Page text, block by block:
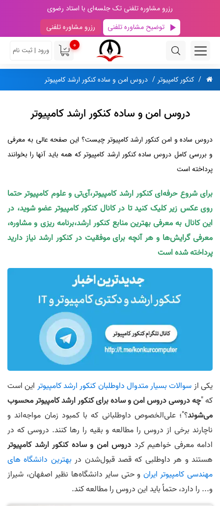
رزرو مشاوره تلفنی تک جلسه‌ای با استاد رضوی
توضیح مشاوره تلفنی
رزرو مشاوره تلفنی
0
ورود | ثبت نام
کنکور کامپیوتر دروس امن و ساده کنکور ارشد کامپیوتر
دروس امن و ساده کنکور ارشد کامپیوتر
دروس ساده و امن کنکور ارشد کامپیوتر چیست؟ این صفحه عالی به معرفی
و بررسی کامل دروس ساده کنکور ارشد کامپیوتر که همه باید آنها را بخوانند
پرداخته است
برای شروع حرفه‌ای کنکور ارشد کامپیوتر،آی‌تی و علوم کامپیوتر حتما
روی عکس زیر کلیک کنید تا در کانال کنکور کامپیوتر عضو شوید، در
این کانال به معرفی بهترین منابع کنکور ارشد،برنامه ریزی و مشاوره،
معرفی گرایش‌ها و هر آنچه برای موفقیت در کنکور ارشد نیاز دارید
پرداخته شده است
یکی از سوالات بسیار متدوال داوطلبان کنکور ارشد کامپیوتر این است
که "چه دروسی دروس امن و ساده برای کنکور ارشد کامپیوتر محسوب
می‌شوند؟"؛ علی‌الخصوص داوطلبانی که با کمبود زمان مواجه‌اند و
ناچارند برخی از دروس را مطالعه و بقیه را رها کنند. دروسی که در
ادامه معرفی خواهیم کرد دروس امن و ساده کنکور ارشد کامپیوتر
هستند و هر داوطلبی که قصد قبول‌شدن در بهترین دانشگاه های
مهندسی کامپیوتر ایران و حتی سایر دانشگاه‌ها نظیر اصفهان، شیراز
و... را دارد، حتماً باید این دروس را مطالعه کند.